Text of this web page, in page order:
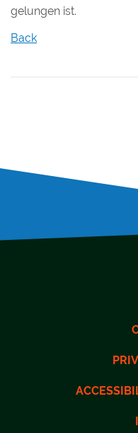
gelungen ist.
Back